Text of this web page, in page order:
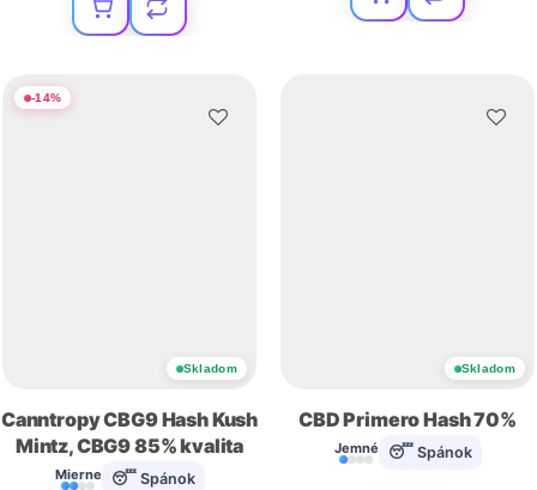
-14%
Skladom
Canntropy CBG9 Hash Kush
Mintz, CBG9 85% kvalita
Mierne 😴 Spánok
Skladom
CBD Primero Hash 70%
Jemné 😴 Spánok